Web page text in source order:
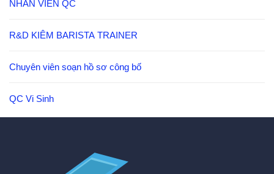
NHÂN VIÊN QC
R&D KIÊM BARISTA TRAINER
Chuyên viên soạn hồ sơ công bố
QC Vi Sinh